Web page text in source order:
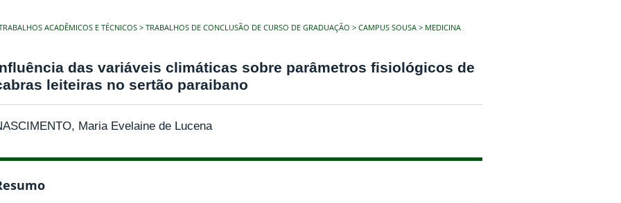
ACADÊMICOS E TÉCNICOS TRABALHOS DE CONCLUSÃO DE CURSO DE GRADUAÇÃO CAMPUS SOUSA MEDICINA
das variáveis climáticas sobre parâmetros fisiológicos de
leiteiras no sertão paraibano
Maria Evelaine de Lucena